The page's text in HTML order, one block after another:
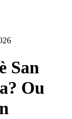
San
Ou